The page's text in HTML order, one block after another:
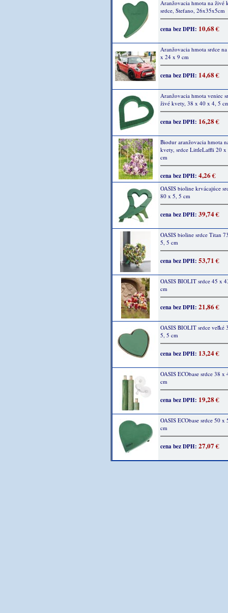
Aranžovacia hmota na živé
srdce, Stefano, 26x35x5cm
cena bez DPH: 10,68 €
Aranžovacia hmota srdce
x 24 x 9 cm
cena bez DPH: 14,68 €
Aranžovacia hmota veniec
živé kvety, 38 x 40 x 4, 5
cena bez DPH: 16,28 €
Biodur aranžovacia hmota
kvety, srdce LittleLaffli 20
cm
cena bez DPH: 4,26 €
OASIS bioline krvácajúce
80 x 5, 5 cm
cena bez DPH: 39,74 €
OASIS bioline srdce Titan
5, 5 cm
cena bez DPH: 53,71 €
OASIS BIOLIT srdce 45 x
cm
cena bez DPH: 21,86 €
OASIS BIOLIT srdce veľké
5, 5 cm
cena bez DPH: 13,24 €
OASIS ECObase srdce 38 x
cm
cena bez DPH: 19,28 €
OASIS ECObase srdce 50 x
cm
cena bez DPH: 27,07 €